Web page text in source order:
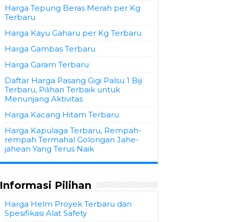
Harga Tepung Beras Merah per Kg
Terbaru
Harga Kayu Gaharu per Kg Terbaru
Harga Gambas Terbaru
Harga Garam Terbaru
Daftar Harga Pasang Gigi Palsu 1 Biji
Terbaru, Pilihan Terbaik untuk
Menunjang Aktivitas
Harga Kacang Hitam Terbaru
Harga Kapulaga Terbaru, Rempah-
rempah Termahal Golongan Jahe-
jahean Yang Terus Naik
Informasi Pilihan
Harga Helm Proyek Terbaru dan
Spesifikasi Alat Safety